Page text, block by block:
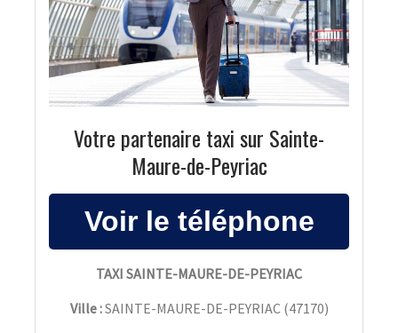
Votre partenaire taxi sur Sainte-
Maure-de-Peyriac
TAXI SAINTE-MAURE-DE-PEYRIAC
Ville :SAINTE-MAURE-DE-PEYRIAC(47170)